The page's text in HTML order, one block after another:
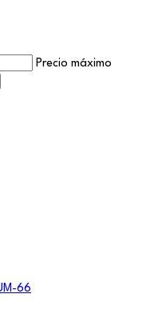
Precio máximo
66